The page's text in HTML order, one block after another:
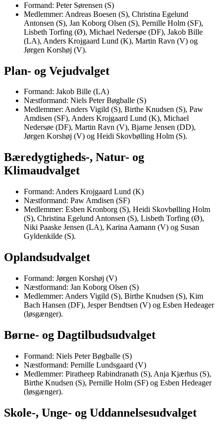
Formand: Peter Sørensen (S)
Medlemmer: Andreas Boesen (S), Christina Egelund
Antonsen (S), Jan Koborg Olsen (S), Pernille Holm (SF),
Lisbeth Torfing (Ø), Michael Nedersøe (DF), Jakob Bille
(LA), Anders Krojgaard Lund (K), Martin Ravn (V) og
Jørgen Korshøj (V).
Plan- og Vejudvalget
Formand: Jakob Bille (LA)
Næstformand: Niels Peter Bøgballe (S)
Medlemmer: Anders Vigild (S), Birthe Knudsen (S), Paw
Amdisen (SF), Anders Krojgaard Lund (K), Michael
Nedersøe (DF), Martin Ravn (V), Bjarne Jensen (DD),
Jørgen Korshøj (V) og Heidi Skovbølling Holm (S).
Bæredygtigheds-, Natur- og
Klimaudvalget
Formand: Anders Krojgaard Lund (K)
Næstformand: Paw Amdisen (SF)
Medlemmer: Esben Kronborg (S), Heidi Skovbølling Holm
(S), Christina Egelund Antonsen (S), Lisbeth Torfing (Ø),
Niki Paaske Jensen (LA), Karina Aamann (V) og Susan
Gyldenkilde (S).
Oplandsudvalget
Formand: Jørgen Korshøj (V)
Næstformand: Jan Koborg Olsen (S)
Medlemmer: Anders Vigild (S), Birthe Knudsen (S), Kim
Bach Hansen (DF), Jesper Bendtsen (V) og Esben Hedeager
(løsgænger).
Børne- og Dagtilbudsudvalget
Formand: Niels Peter Bøgballe (S)
Næstformand: Pernille Lundsgaard (V)
Medlemmer: Piratheep Rabindranath (S), Anja Kjærhus (S),
Birthe Knudsen (S), Pernille Holm (SF) og Esben Hedeager
(løsgænger).
Skole-, Unge- og Uddannelsesudvalget